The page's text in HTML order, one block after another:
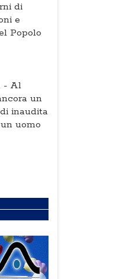
di
e
Popolo
- Al
un
inaudita
uomo